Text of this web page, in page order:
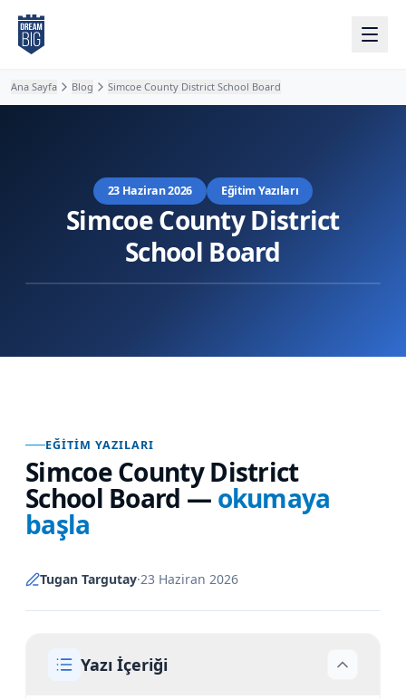
Ana içeriğe atla
Ana Sayfa Blog Simcoe County District School Board
23 Haziran 2026 Eğitim Yazıları
Simcoe County District
School Board
EĞITIM YAZILARI
Simcoe County District
School Board — okumaya
başla
Tugan Targutay·23 Haziran 2026
Yazı İçeriği